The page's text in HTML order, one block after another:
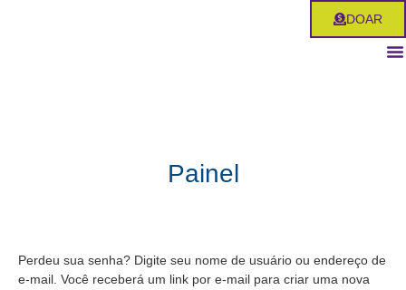
DOAR
Painel
Perdeu sua senha? Digite seu nome de usuário ou endereço de
e-mail. Você receberá um link por e-mail para criar uma nova